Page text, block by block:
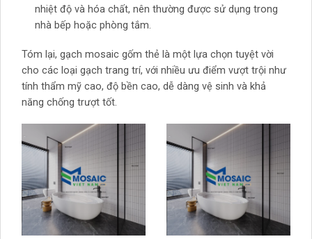
nhiệt độ và hóa chất, nên thường được sử dụng trong
nhà bếp hoặc phòng tắm.
Tóm lại, gạch mosaic gốm thẻ là một lựa chọn tuyệt vời
cho các loại gạch trang trí, với nhiều ưu điểm vượt trội như
tính thẩm mỹ cao, độ bền cao, dễ dàng vệ sinh và khả
năng chống trượt tốt.